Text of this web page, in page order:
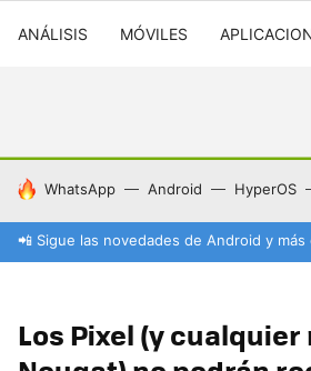
ANÁLISIS MÓVILES
HOY SE HABLA DE
WhatsApp Android HyperOS
📲 Sigue las novedades de Android y más
Los Pixel (y